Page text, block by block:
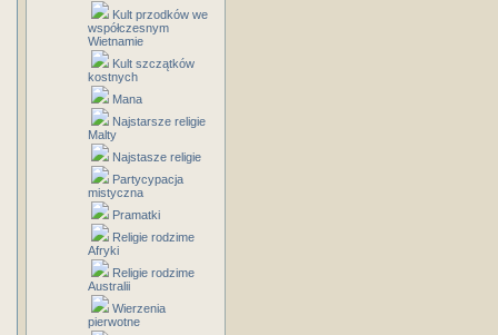
Kult przodków we
współczesnym
Wietnamie
Kult szczątków
kostnych
Mana
Najstarsze religie
Malty
Najstasze religie
Partycypacja
mistyczna
Pramatki
Religie rodzime
Afryki
Religie rodzime
Australii
Wierzenia
pierwotne